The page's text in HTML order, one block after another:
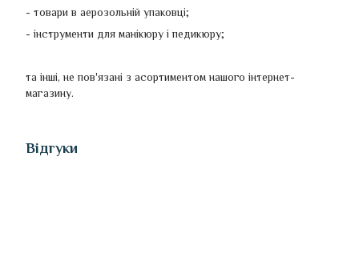
- товари в аерозольній упаковці;
- інструменти для манікюру і педикюру;
та інші, не пов'язані з асортиментом нашого інтернет-
магазину.
Відгуки